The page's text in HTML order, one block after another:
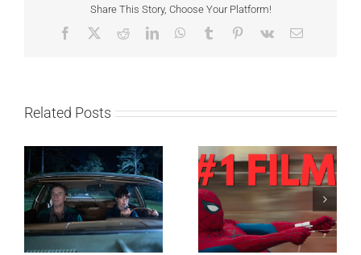
Share This Story, Choose Your Platform!
Facebook RedditLinkedInWhatsApp
Tumblr Pinterest
Vk Email
Related Posts
SF NIGHT: POSLEDNJI
DANI ULICE
HRASTOVA u Concept
Cinema i CineStar
bioskopima 12. avgusta
Najuspešnije otvaranje
studijskog filma u Srbiji:
Spajdermen: Novi dan
oborio rekord već prvog
vikenda